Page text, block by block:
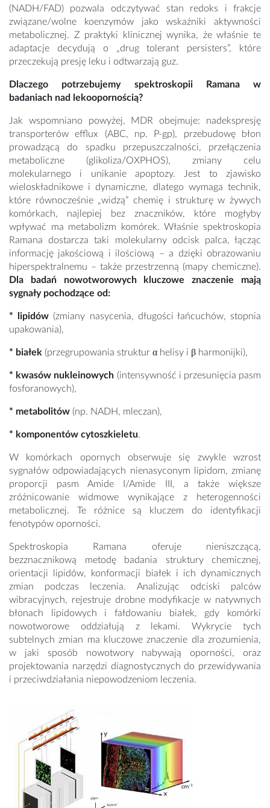
(NADH/FAD) pozwala odczytywać stan redoks i frakcje
związane/wolne koenzymów jako wskaźniki aktywności
metabolicznej. Z praktyki klinicznej wynika, że właśnie te
adaptacje decydują o „drug tolerant persisters”, które
przeczekują presję leku i odtwarzają guz.
Dlaczego potrzebujemy spektroskopii Ramana w
badaniach nad lekoopornością?
Jak wspomniano powyżej, MDR obejmuje: nadekspresję
transporterów efflux (ABC, np. P-gp), przebudowę błon
prowadzącą do spadku przepuszczalności, przełączenia
metaboliczne (glikoliza/OXPHOS), zmiany celu
molekularnego i unikanie apoptozy. Jest to zjawisko
wieloskładnikowe i dynamiczne, dlatego wymaga technik,
które równocześnie „widzą” chemię i strukturę w żywych
komórkach, najlepiej bez znaczników, które mogłyby
wpływać ma metabolizm komórek. Właśnie spektroskopia
Ramana dostarcza taki molekularny odcisk palca, łącząc
informację jakościową i ilościową – a dzięki obrazowaniu
hiperspektralnemu – także przestrzenną (mapy chemiczne).
Dla badań nowotworowych kluczowe znaczenie mają
sygnały pochodzące od:
* lipidów (zmiany nasycenia, długości łańcuchów, stopnia
upakowania),
* białek (przegrupowania struktur α helisy i β harmonijki),
* kwasów nukleinowych (intensywność i przesunięcia pasm
fosforanowych),
* metabolitów (np. NADH, mleczan),
* komponentów cytoszkieletu.
W komórkach opornych obserwuje się zwykle wzrost
sygnałów odpowiadających nienasyconym lipidom, zmianę
proporcji pasm Amide I/Amide III, a także większe
zróżnicowanie widmowe wynikające z heterogenności
metabolicznej. Te różnice są kluczem do identyfikacji
fenotypów oporności.
Spektroskopia Ramana oferuje nieniszczącą,
bezznacznikową metodę badania struktury chemicznej,
orientacji lipidów, konformacji białek i ich dynamicznych
zmian podczas leczenia. Analizując odciski palców
wibracyjnych, rejestruje drobne modyfikacje w natywnych
błonach lipidowych i fałdowaniu białek, gdy komórki
nowotworowe oddziałują z lekami. Wykrycie tych
subtelnych zmian ma kluczowe znaczenie dla zrozumienia,
w jaki sposób nowotwory nabywają oporności, oraz
projektowania narzędzi diagnostycznych do przewidywania
i przeciwdziałania niepowodzeniom leczenia.